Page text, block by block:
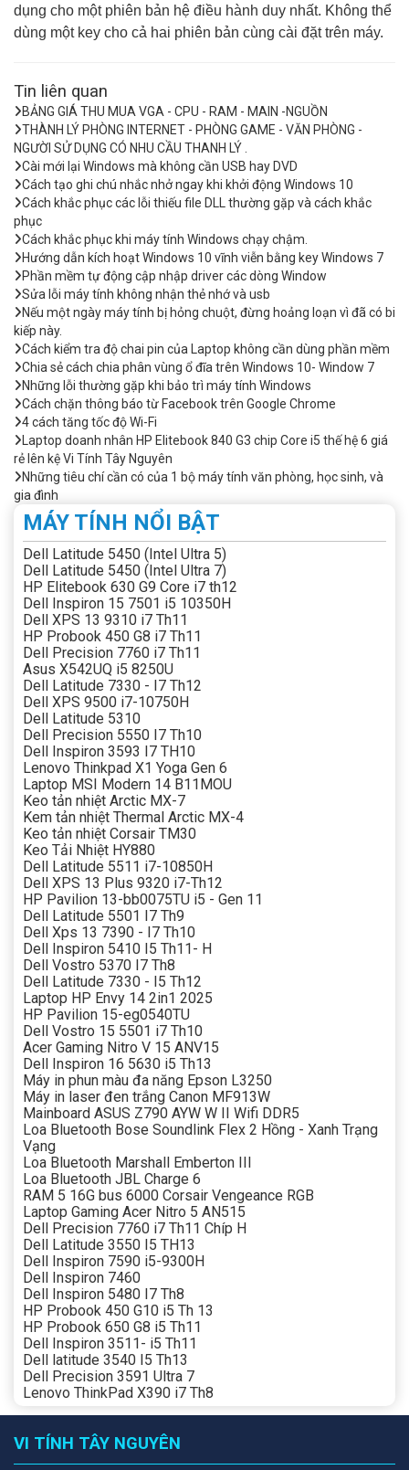
dụng cho một phiên bản hệ điều hành duy nhất. Không thể
dùng một key cho cả hai phiên bản cùng cài đặt trên máy.
Tin liên quan
BẢNG GIÁ THU MUA VGA - CPU - RAM - MAIN -NGUỒN
THÀNH LÝ PHÒNG INTERNET - PHÒNG GAME - VĂN PHÒNG -
NGƯỜI SỬ DỤNG CÓ NHU CẦU THANH LÝ .
Cài mới lại Windows mà không cần USB hay DVD
Cách tạo ghi chú nhắc nhở ngay khi khởi động Windows 10
Cách khắc phục các lỗi thiếu file DLL thường gặp và cách khắc
phục
Cách khắc phục khi máy tính Windows chạy chậm.
Hướng dẫn kích hoạt Windows 10 vĩnh viễn bằng key Windows 7
Phần mềm tự động cập nhập driver các dòng Window
Sửa lỗi máy tính không nhận thẻ nhớ và usb
Nếu một ngày máy tính bị hỏng chuột, đừng hoảng loạn vì đã có bi
kiếp này.
Cách kiểm tra độ chai pin của Laptop không cần dùng phần mềm
Chia sẻ cách chia phân vùng ổ đĩa trên Windows 10- Window 7
Những lỗi thường gặp khi bảo trì máy tính Windows
Cách chặn thông báo từ Facebook trên Google Chrome
4 cách tăng tốc độ Wi-Fi
Laptop doanh nhân HP Elitebook 840 G3 chip Core i5 thế hệ 6 giá
rẻ lên kệ Vi Tính Tây Nguyên
Những tiêu chí cần có của 1 bộ máy tính văn phòng, học sinh, và
gia đình
MÁY TÍNH NỔI BẬT
Dell Latitude 5450 (Intel Ultra 5)
Dell Latitude 5450 (Intel Ultra 7)
HP Elitebook 630 G9 Core i7 th12
Dell Inspiron 15 7501 i5 10350H
Dell XPS 13 9310 i7 Th11
HP Probook 450 G8 i7 Th11
Dell Precision 7760 i7 Th11
Asus X542UQ i5 8250U
Dell Latitude 7330 - I7 Th12
Dell XPS 9500 i7-10750H
Dell Latitude 5310
Dell Precision 5550 I7 Th10
Dell Inspiron 3593 I7 TH10
Lenovo Thinkpad X1 Yoga Gen 6
Laptop MSI Modern 14 B11MOU
Keo tản nhiệt Arctic MX-7
Kem tản nhiệt Thermal Arctic MX-4
Keo tản nhiệt Corsair TM30
Keo Tải Nhiệt HY880
Dell Latitude 5511 i7-10850H
Dell XPS 13 Plus 9320 i7-Th12
HP Pavilion 13-bb0075TU i5 - Gen 11
Dell Latitude 5501 I7 Th9
Dell Xps 13 7390 - I7 Th10
Dell Inspiron 5410 I5 Th11- H
Dell Vostro 5370 I7 Th8
Dell Latitude 7330 - I5 Th12
Laptop HP Envy 14 2in1 2025
HP Pavilion 15-eg0540TU
Dell Vostro 15 5501 i7 Th10
Acer Gaming Nitro V 15 ANV15
Dell Inspiron 16 5630 i5 Th13
Máy in phun màu đa năng Epson L3250
Máy in laser đen trắng Canon MF913W
Mainboard ASUS Z790 AYW W II Wifi DDR5
Loa Bluetooth Bose Soundlink Flex 2 Hồng - Xanh Trạng
Vạng
Loa Bluetooth Marshall Emberton III
Loa Bluetooth JBL Charge 6
RAM 5 16G bus 6000 Corsair Vengeance RGB
Laptop Gaming Acer Nitro 5 AN515
Dell Precision 7760 i7 Th11 Chíp H
Dell Latitude 3550 I5 TH13
Dell Inspiron 7590 i5-9300H
Dell Inspiron 7460
Dell Inspiron 5480 I7 Th8
HP Probook 450 G10 i5 Th 13
HP Probook 650 G8 i5 Th11
Dell Inspiron 3511- i5 Th11
Dell latitude 3540 I5 Th13
Dell Precision 3591 Ultra 7
Lenovo ThinkPad X390 i7 Th8
VI TÍNH TÂY NGUYÊN